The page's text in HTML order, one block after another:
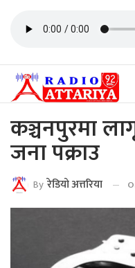
कञ्चनपुरमा
जना पक्राउ
By रेडियाे अत्तरिया